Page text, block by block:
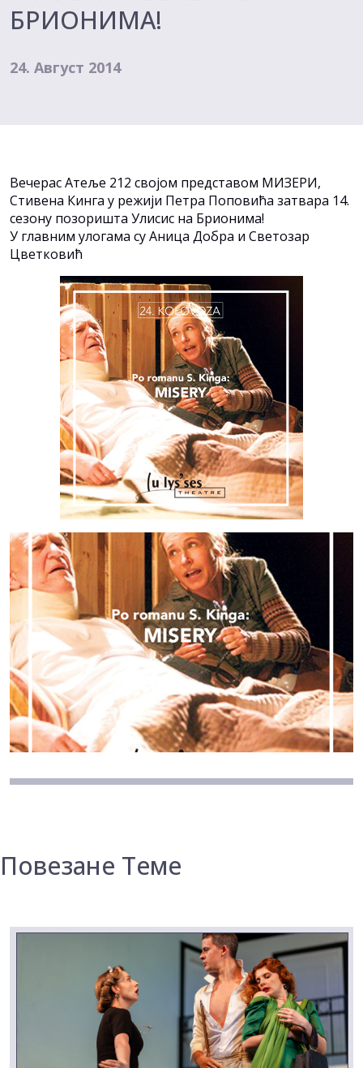
БРИОНИМА!
24. Август 2014
Вечерас Атеље 212 својом представом МИЗЕРИ,
Стивена Кинга у режији Петра Поповића затвара 14.
сезону позоришта Улисис на Брионима!
У главним улогама су Аница Добра и Светозар
Цветковић
Повезане Теме